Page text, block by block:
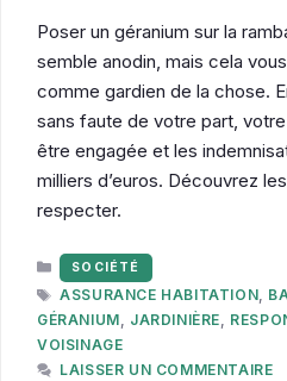
Poser un géranium sur la
semble anodin, mais cela
comme gardien de la chose.
sans faute de votre part,
être engagée et les
milliers d’euros. Découvrez
respecter.
CATÉGORIES
SOCIÉTÉ
ÉTIQUETTES
ASSURANCE HABITATION,
GÉRANIUM, JARDINIÈRE,
VOISINAGE
LAISSER UN COMMENTAIRE